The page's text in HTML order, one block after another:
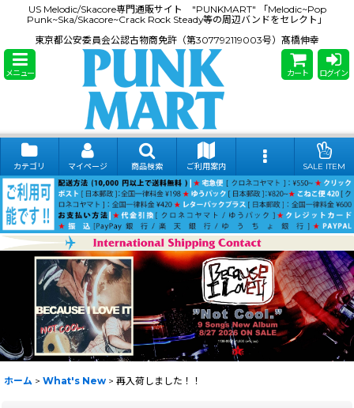
US Melodic/Skacore専門通販サイト "PUNKMART" 「Melodic~Pop
Punk~Ska/Skacore~Crack Rock Steady等の周辺バンドをセレクト」
東京都公安委員会公認古物商免許（第307792119003号）髙橋伸幸
メニュー カート ログイン
カテゴリ マイページ 商品検索 ご利用案内 SALE ITEM
ホーム > What's New > 再入荷しました！！